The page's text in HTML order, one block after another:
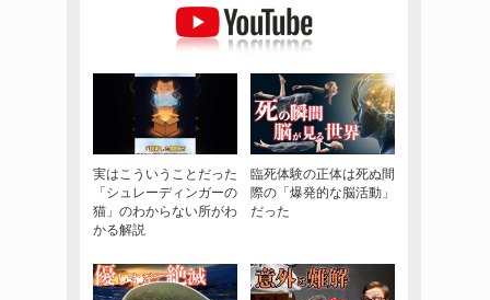
実はこういうことだった
「シュレーディンガーの
猫」のわからない所がわ
かる解説
臨死体験の正体は死ぬ間
際の「爆発的な脳活動」
だった